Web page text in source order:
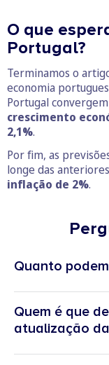
O que
Portugal?
Terminamos o
economia
Portugal
crescimento
2,1%.
Por fim, as
longe das
inflação de 2%.
Quanto
Quem é que
atualização